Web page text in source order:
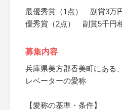
最優秀賞（1点） 副賞3万
優秀賞（2点） 副賞5千円
募集内容
兵庫県美方郡香美町にある
レベーターの愛称
【愛称の基準・条件】